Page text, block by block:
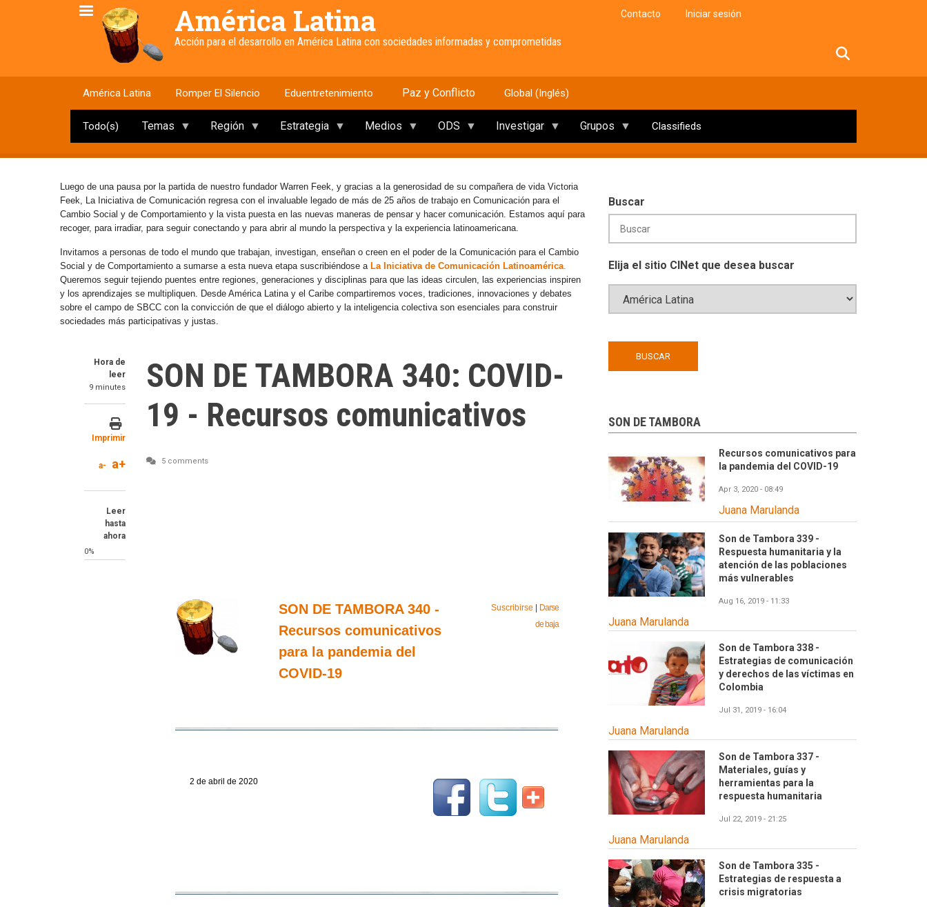
América Latina
Acción para el desarrollo en América Latina con sociedades informadas y comprometidas
Contacto Iniciar sesión
América Latina Romper El Silencio Eduentretenimiento Paz y Conflicto Global (Inglés)
Todo(s) Temas Región Estrategia Medios ODS Investigar Grupos Classifieds
Luego de una pausa por la partida de nuestro fundador Warren Feek, y gracias a la generosidad de su compañera de vida Victoria
Feek, La Iniciativa de Comunicación regresa con el invaluable legado de más de 25 años de trabajo en Comunicación para el
Cambio Social y de Comportamiento y la vista puesta en las nuevas maneras de pensar y hacer comunicación. Estamos aquí para
recoger, para irradiar, para seguir conectando y para abrir al mundo la perspectiva y la experiencia latinoamericana.
Invitamos a personas de todo el mundo que trabajan, investigan, enseñan o creen en el poder de la Comunicación para el Cambio
Social y de Comportamiento a sumarse a esta nueva etapa suscribiéndose a La Iniciativa de Comunicación Latinoamérica.
Queremos seguir tejiendo puentes entre regiones, generaciones y disciplinas para que las ideas circulen, las experiencias inspiren
y los aprendizajes se multipliquen. Desde América Latina y el Caribe compartiremos voces, tradiciones, innovaciones y debates
sobre el campo de SBCC con la convicción de que el diálogo abierto y la inteligencia colectiva son esenciales para construir
sociedades más participativas y justas.
Hora de
leer
9 minutes
Imprimir
a- a+
Leer
hasta
ahora
0%
SON DE TAMBORA 340: COVID-
19 - Recursos comunicativos
5 comments
SON DE TAMBORA 340 -
Recursos comunicativos
para la pandemia del
COVID-19
Suscribirse
Darse
de baja
2 de abril de 2020
Buscar
Elija el sitio CINet que desea buscar
SON DE TAMBORA
Recursos comunicativos para
la pandemia del COVID-19
Apr 3, 2020 - 08:49
Juana Marulanda
Son de Tambora 339 -
Respuesta humanitaria y la
atención de las poblaciones
más vulnerables
Aug 16, 2019 - 11:33
Juana Marulanda
Son de Tambora 338 -
Estrategias de comunicación
y derechos de las víctimas en
Colombia
Jul 31, 2019 - 16:04
Juana Marulanda
Son de Tambora 337 -
Materiales, guías y
herramientas para la
respuesta humanitaria
Jul 22, 2019 - 21:25
Juana Marulanda
Son de Tambora 335 -
Estrategias de respuesta a
crisis migratorias